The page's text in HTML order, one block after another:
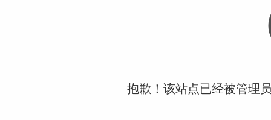
抱歉！该站点已经被管理